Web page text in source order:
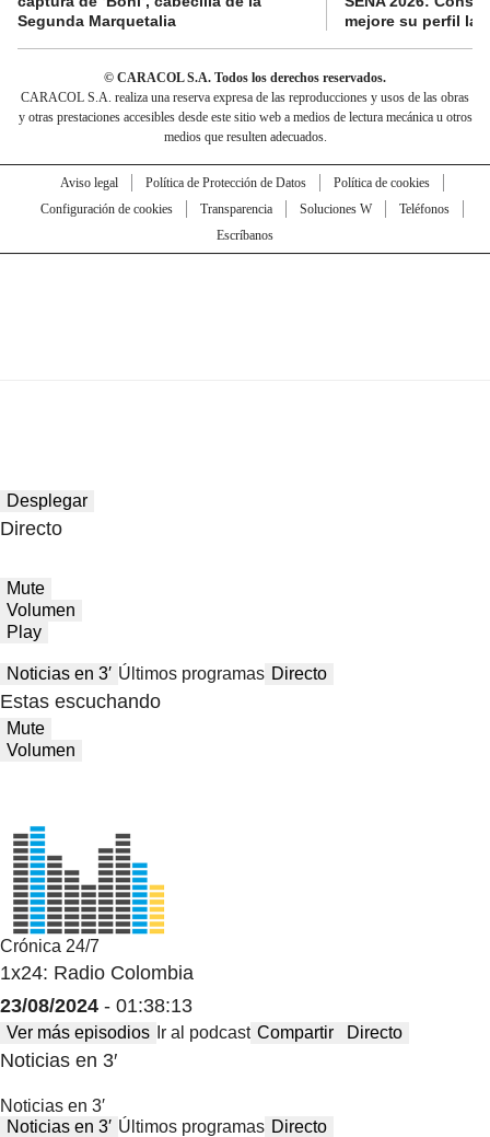
Segunda Marquetalia
mejore su perfil
© CARACOL S.A. Todos los derechos reservados.
CARACOL S.A. realiza una reserva expresa de las reproducciones y usos de las obras
y otras prestaciones accesibles desde este sitio web a medios de lectura mecánica u otros
medios que resulten adecuados.
Aviso legal Política de Protección de Datos
Política de cookies
Configuración de cookies
Transparencia Soluciones W
Teléfonos
Escríbanos
Desplegar
Directo
Mute
Volumen
Play
Noticias en 3′ Últimos programas Directo
Estas escuchando
Mute
Volumen
Crónica 24/7
1x24: Radio Colombia
23/08/2024 - 01:38:13
Ver más episodios Ir al podcast Compartir Directo
Noticias en 3′
Noticias en 3′
Noticias en 3′ Últimos programas Directo